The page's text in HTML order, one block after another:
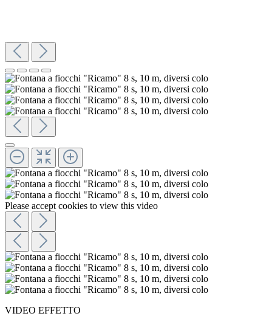
Please accept cookies to view this video
VIDEO EFFETTO